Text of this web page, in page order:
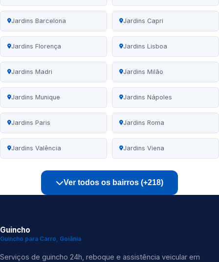
Jardins Barcelona Jardins Capri
Jardins Florença Jardins Lisboa
Jardins Madri Jardins Milão
Jardins Munique Jardins Nápoles
Jardins Paris Jardins Roma
Jardins Valência Jardins Viena
Ver todos os bairros (+218)
Guincho
Guincho para Carro, Goiânia
Serviços de guincho 24h, reboque e assistência veicular em